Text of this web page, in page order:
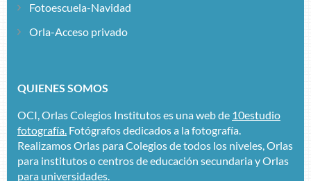
Fotoescuela-Navidad
Orla-Acceso privado
QUIENES SOMOS
OCI, Orlas Colegios Institutos es una web de 10estudio
fotografía. Fotógrafos dedicados a la fotografía.
Realizamos Orlas para Colegios de todos los niveles, Orlas
para institutos o centros de educación secundaria y Orlas
para universidades.